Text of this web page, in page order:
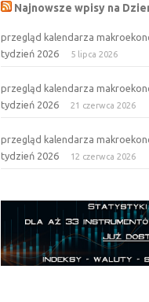
Najnowsze wpisy na
przegląd kalendarza
tydzień 2026
5 lipca 2026
przegląd kalendarza
tydzień 2026
21 czerwca 2026
przegląd kalendarza
tydzień 2026
12 czerwca 2026